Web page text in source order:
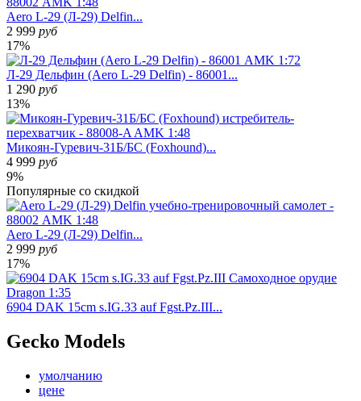
Aero L-29 (Л-29) Delfin...
2 999 руб
17%
Л-29 Дельфин (Aero L-29 Delfin) - 86001...
1 290 руб
13%
Микоян-Гуревич-31Б/БС (Foxhound)...
4 999 руб
9%
Популярные со скидкой
Aero L-29 (Л-29) Delfin...
2 999 руб
17%
6904 DAK 15cm s.IG.33 auf Fgst.Pz.III...
Gecko Models
умолчанию
цене